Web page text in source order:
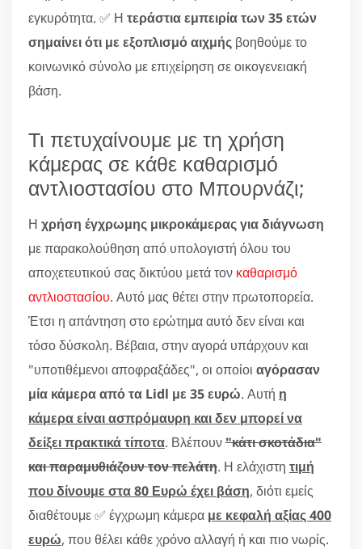
εγκυρότητα. ✅ Η τεράστια εμπειρία των 35 ετών
σημαίνει ότι με εξοπλισμό αιχμής βοηθούμε το
κοινωνικό σύνολο με επιχείρηση σε οικογενειακή
βάση.
Τι πετυχαίνουμε με τη χρήση
κάμερας σε κάθε καθαρισμό
αντλιοστασίου στο Μπουρνάζι;
Η χρήση έγχρωμης μικροκάμερας για διάγνωση
με παρακολούθηση από υπολογιστή όλου του
αποχετευτικού σας δικτύου μετά τον καθαρισμό
αντλιοστασίου. Αυτό μας θέτει στην πρωτοπορεία.
Έτσι η απάντηση στο ερώτημα αυτό δεν είναι και
τόσο δύσκολη. Βέβαια, στην αγορά υπάρχουν και
"υποτιθέμενοι αποφραξάδες", οι οποίοι αγόρασαν
μία κάμερα από τα Lidl με 35 ευρώ. Αυτή η
κάμερα είναι ασπρόμαυρη και δεν μπορεί να
δείξει πρακτικά τίποτα. Βλέπουν"κάτι σκοτάδια"
και παραμυθιάζουν τον πελάτη. Η ελάχιστη τιμή
που δίνουμε στα 80 Ευρώ έχει βάση, διότι εμείς
διαθέτουμε ✅ έγχρωμη κάμερα με κεφαλή αξίας 400
ευρώ, που θέλει κάθε χρόνο αλλαγή ή και πιο νωρίς.